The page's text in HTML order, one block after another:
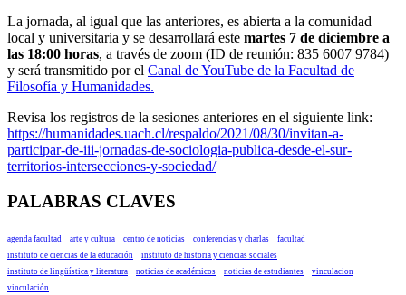
La jornada, al igual que las anteriores, es abierta a la comunidad
local y universitaria y se desarrollará este martes 7 de diciembre a
las 18:00 horas, a través de zoom (ID de reunión: 835 6007 9784)
y será transmitido por el Canal de YouTube de la Facultad de
Filosofía y Humanidades.
Revisa los registros de la sesiones anteriores en el siguiente link:
https://humanidades.uach.cl/respaldo/2021/08/30/invitan-a-
participar-de-iii-jornadas-de-sociologia-publica-desde-el-sur-
territorios-intersecciones-y-sociedad/
PALABRAS CLAVES
agenda facultad arte y cultura centro de noticias conferencias y charlas
facultad
instituto de ciencias de la educación
instituto de historia y ciencias sociales
instituto de lingüística y literatura
noticias de académicos noticias de estudiantes
vinculacion
vinculación